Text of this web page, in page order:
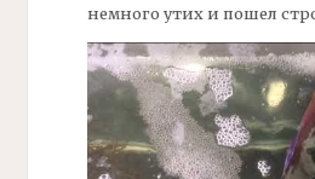
немного утих и пошел